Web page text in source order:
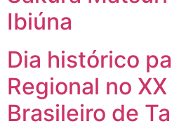
Ibiúna
Dia histórico
Regional no
Brasileiro de